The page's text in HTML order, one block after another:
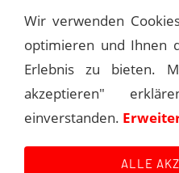
Songs:
1950-12-30 THE
1951-01-13 THE
Wir verwenden
optimieren und Ihnen
Erlebnis zu bieten.
akzeptieren"
einverstanden.
ALLE